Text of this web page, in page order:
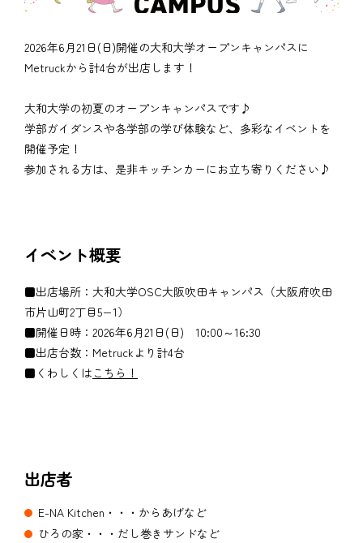
2026年6月21日(日)開催の大和大学オープンキャンパスに
Metruckから計4台が出店します！
大和大学の初夏のオープンキャンパスです♪
学部ガイダンスや各学部の学び体験など、多彩なイベントを
開催予定！
参加される方は、是非キッチンカーにお立ち寄りください♪
イベント概要
■出店場所：大和大学OSC大阪吹田キャンパス（大阪府吹田
市片山町2丁目5−1）
■開催日時：2026年6月21日(日) 10:00～16:30
■出店台数：Metruckより計4台
■くわしくは こちら！
出店者
E-NA Kitchen・・・からあげなど
ひろの家・・・だし巻きサンドなど